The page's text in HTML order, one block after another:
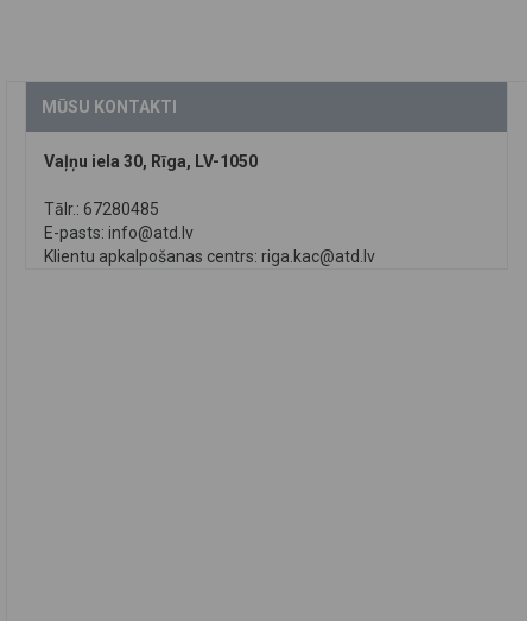
MŪSU KONTAKTI
Vaļņu iela 30, Rīga, LV-1050
Tālr.: 67280485
E-pasts: info@atd.lv
Klientu apkalpošanas centrs: riga.kac@atd.lv